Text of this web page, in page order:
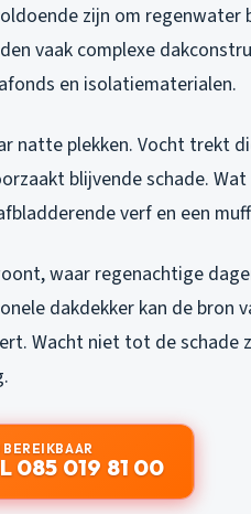
zijn om regenwater
vaak complexe
en isolatiematerialen.
natte plekken. Vocht trekt
blijvende schade.
verf en een
waar regenachtige
dakdekker kan de bron
Wacht niet tot de schade
BEREIKBAAR
085 019 81 00